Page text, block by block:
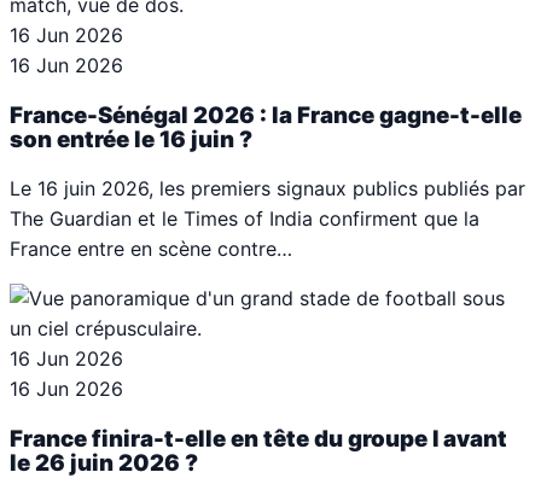
16 Jun 2026
16 Jun 2026
France-Sénégal 2026 : la France gagne-t-elle
son entrée le 16 juin ?
Le 16 juin 2026, les premiers signaux publics publiés par
The Guardian et le Times of India confirment que la
France entre en scène contre…
16 Jun 2026
16 Jun 2026
France finira-t-elle en tête du groupe I avant
le 26 juin 2026 ?